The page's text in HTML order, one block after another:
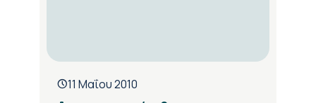
11 Μαΐου 2010